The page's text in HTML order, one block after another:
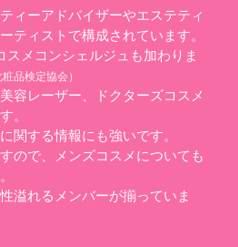
ィーアドバイザーやエステティ
ティストで構成されています。
スメコンシェルジュも加わりま
粧品検定協会）
容レーザー、ドクターズコスメ
。
関する情報にも強いです。
ので、メンズコスメについても
溢れるメンバーが揃っていま